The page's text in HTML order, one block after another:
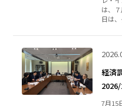
は、
日は
経済
7月15